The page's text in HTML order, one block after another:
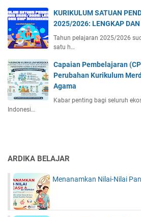
KURIKULUM SATUAN
2025/2026: LENGKAP DAN
Tahun pelajaran 2025/2026
satu h…
Capaian Pembelajaran
Perubahan Kurikulum
Agama
Kabar penting bagi seluruh
Indonesi…
ARDIKA BELAJAR
Menanamkan Nilai-Nilai